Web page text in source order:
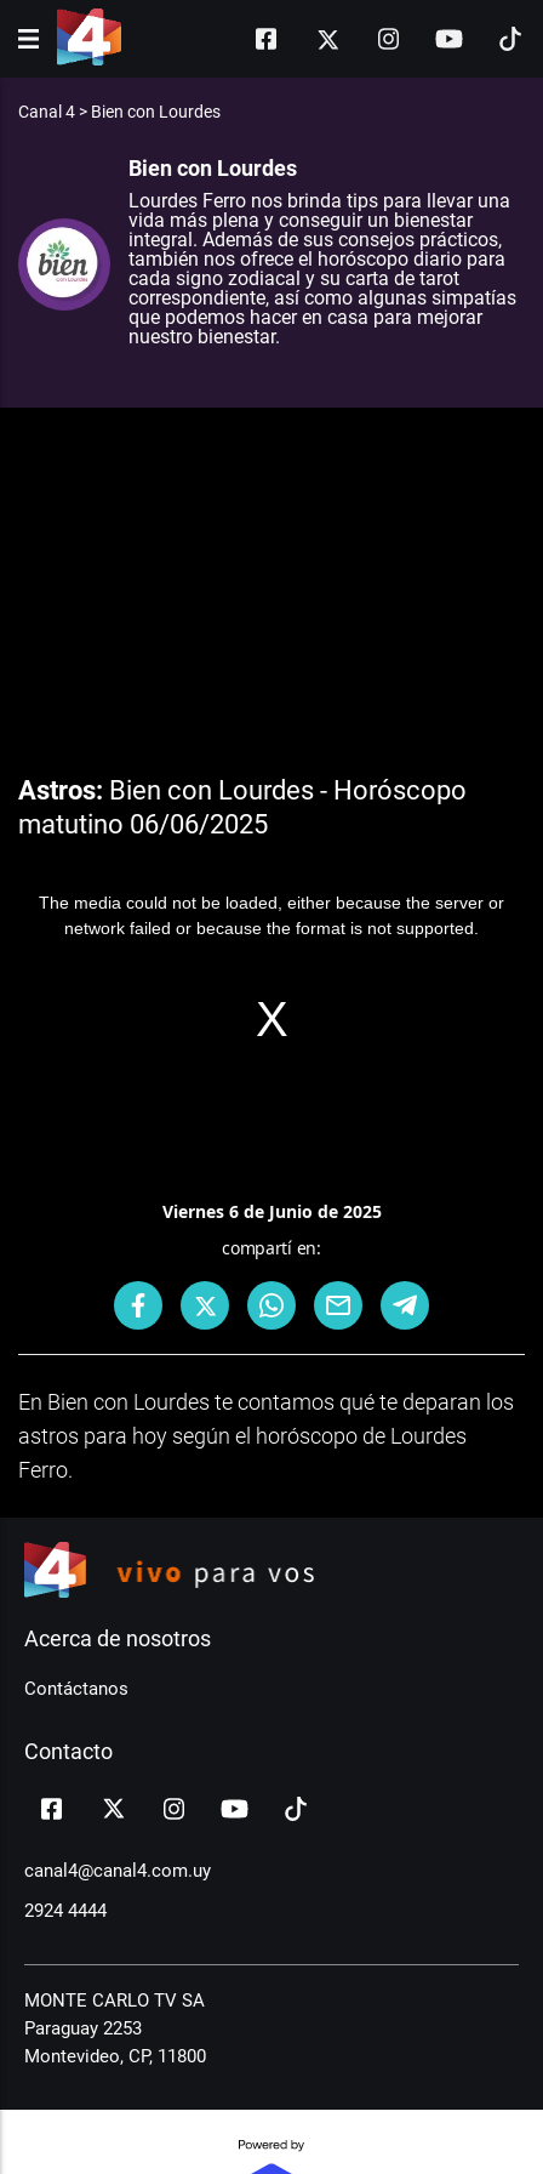
Canal 4 > Bien con Lourdes
Bien con Lourdes
Lourdes Ferro nos brinda tips para llevar una
vida más plena y conseguir un bienestar
integral. Además de sus consejos prácticos,
también nos ofrece el horóscopo diario para
cada signo zodiacal y su carta de tarot
correspondiente, así como algunas simpatías
que podemos hacer en casa para mejorar
nuestro bienestar.
Astros Bien con Lourdes - Horóscopo
matutino 06/06/2025
The media could not be loaded, either because the server or
network failed or because the format is not supported.
Viernes 6 de Junio de 2025
compartí en:
En Bien con Lourdes te contamos qué te deparan los
astros para hoy según el horóscopo de Lourdes
Ferro.
Acerca de nosotros
Contáctanos
Contacto
canal4@canal4.com.uy
2924 4444
MONTE CARLO TV SA
Paraguay 2253
Montevideo, CP, 11800